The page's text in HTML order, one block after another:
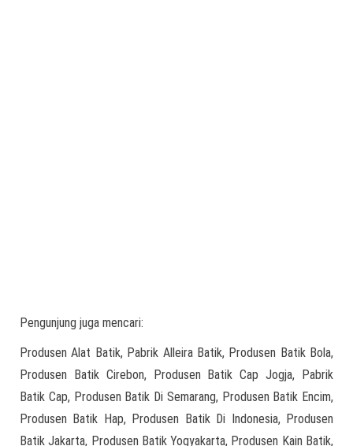
Pengunjung juga mencari:
Produsen Alat Batik, Pabrik Alleira Batik, Produsen Batik Bola,
Produsen Batik Cirebon, Produsen Batik Cap Jogja, Pabrik
Batik Cap, Produsen Batik Di Semarang, Produsen Batik Encim,
Produsen Batik Hap, Produsen Batik Di Indonesia, Produsen
Batik Jakarta, Produsen Batik Yogyakarta, Produsen Kain Batik,